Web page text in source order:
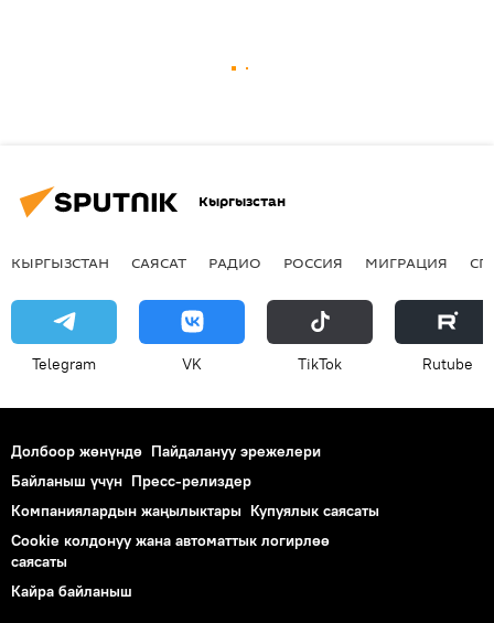
Кыргызстан
КЫРГЫЗСТАН САЯСАТ РАДИО РОССИЯ МИГРАЦИЯ
Telegram VK ТikТоk Rutube
Долбоор жөнүндө Пайдалануу эрежелери
Байланыш үчүн Пресс-релиздер
Компаниялардын жаңылыктары Купуялык саясаты
Cookie колдонуу жана автоматтык логирлөө
саясаты
Кайра байланыш